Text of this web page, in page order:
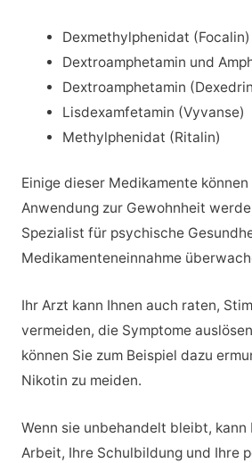
Dexmethylphenidat (Focalin)
Dextroamphetamin und
Dextroamphetamin
Lisdexamfetamin (Vyvanse)
Methylphenidat (Ritalin)
Einige dieser Medikamente
Anwendung zur Gewohnheit
Spezialist für psychische
Medikamenteneinnahme
Ihr Arzt kann Ihnen auch raten,
vermeiden, die Symptome
können Sie zum Beispiel dazu
Nikotin zu meiden.
Wenn sie unbehandelt bleibt,
Arbeit, Ihre Schulbildung und Ihre